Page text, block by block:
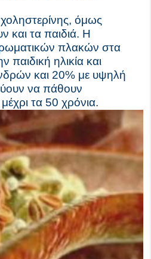
όμως
και τα παιδιά. H
πλακών στα
παιδική ηλικία και
και 20% με υψηλή
να πάθουν
τα 50 χρόνια.